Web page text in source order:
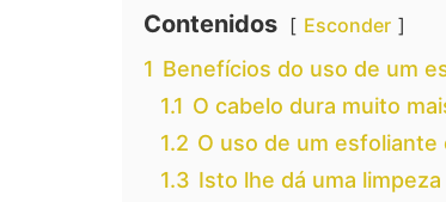
Contenidos Esconder
1 Benefícios do uso de um
1.1 O cabelo dura muito
1.2 O uso de um
1.3 Isto lhe dá uma